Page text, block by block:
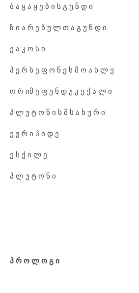
ბ ა ყ ა ყ ე ბ ი ს გ უ ნ დ ი
ზ ი ა რ ე ბ უ ლ თ ა გ უ ნ დ ი
ე ა კ ო ს ი
პ ე რ ს ე ფ ო ნ ე ს მ ო ა ხ ლ ე
ო რ იმ ე ფ უ ნ დ უ კ ე ქ ა ლ ი
პ ლ უ ტ ო ნ ი ს მ ს ა ხ უ რ ი
ე ვ რ ი პ ი დ ე
ე ს ქ ი ლ ე
პ ლ უ ტ ო ნ ი
პ რ ო ლ ო გ ი